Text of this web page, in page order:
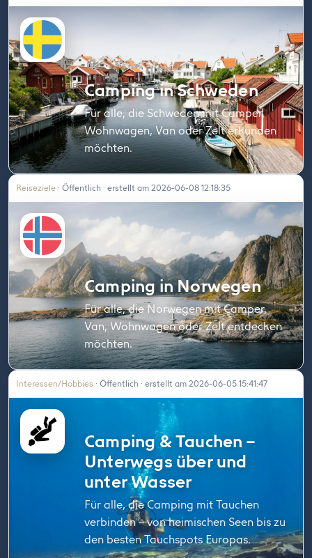
Camping in Schweden
Für alle, die Schweden mit Camper,
Wohnwagen, Van oder Zelt erkunden
möchten.
Reiseziele · Öffentlich · erstellt am 2026-06-08 12:18:35
Camping in Norwegen
Für alle, die Norwegen mit Camper,
Van, Wohnwagen oder Zelt entdecken
möchten.
Interessen/Hobbies · Öffentlich · erstellt am 2026-06-05 15:41:47
Camping & Tauchen –
Unterwegs über und
unter Wasser
Für alle, die Camping mit Tauchen
verbinden – von heimischen Seen bis zu
den besten Tauchspots Europas.